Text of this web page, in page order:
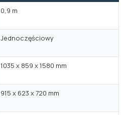
0,9 m
Jednoczęściowy
1035 x 859 x 1580 mm
915 x 623 x 720 mm